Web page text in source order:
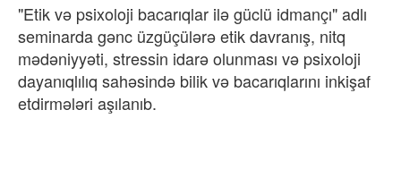
"Etik və psixoloji bacarıqlar ilə güclü idmançı" adlı
seminarda gənc üzgüçülərə etik davranış, nitq
mədəniyyəti, stressin idarə olunması və psixoloji
dayanıqlılıq sahəsində bilik və bacarıqlarını inkişaf
etdirmələri aşılanıb.